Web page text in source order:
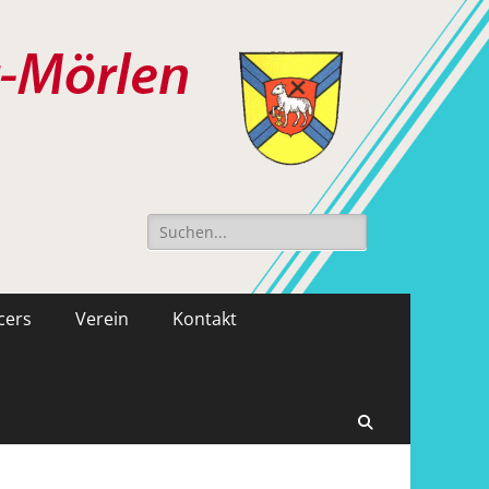
Suche
nach:
Verein Kontakt